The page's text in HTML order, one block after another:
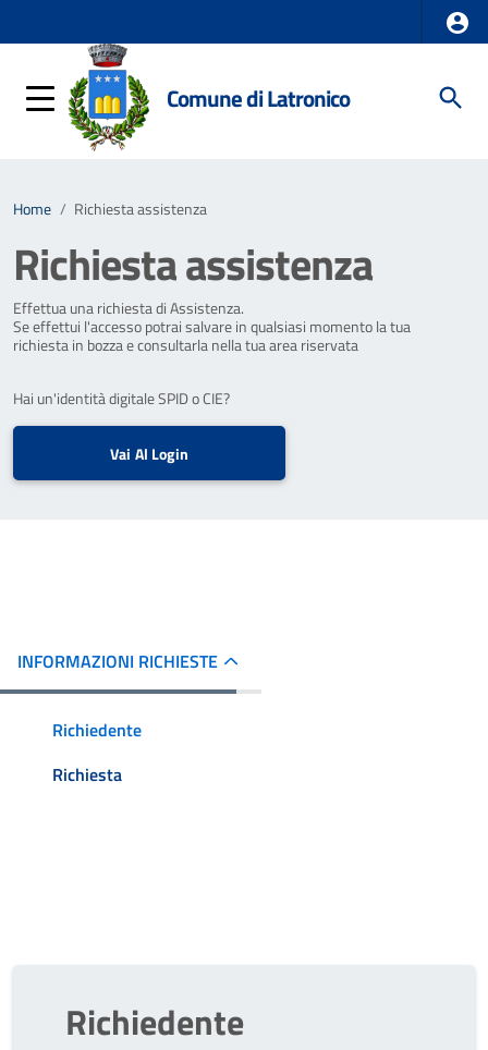
Comune di Latronico
Home / Richiesta assistenza
Richiesta assistenza
Effettua una richiesta di Assistenza.
Se effettui l'accesso potrai salvare in qualsiasi momento la tua
richiesta in bozza e consultarla nella tua area riservata
Hai un'identità digitale SPID o CIE?
Vai Al Login
INFORMAZIONI RICHIESTE
Richiedente
Richiesta
Richiedente